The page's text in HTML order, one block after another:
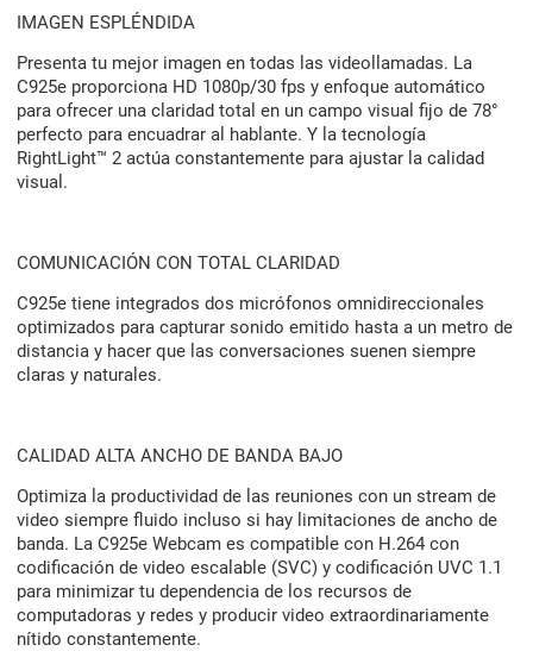
IMAGEN ESPLÉNDIDA
Presenta tu mejor imagen en todas las videollamadas. La
C925e proporciona HD 1080p/30 fps y enfoque automático
para ofrecer una claridad total en un campo visual fijo de 78°
perfecto para encuadrar al hablante. Y la tecnología
RightLight™ 2 actúa constantemente para ajustar la calidad
visual.
COMUNICACIÓN CON TOTAL CLARIDAD
C925e tiene integrados dos micrófonos omnidireccionales
optimizados para capturar sonido emitido hasta a un metro de
distancia y hacer que las conversaciones suenen siempre
claras y naturales.
CALIDAD ALTA ANCHO DE BANDA BAJO
Optimiza la productividad de las reuniones con un stream de
video siempre fluido incluso si hay limitaciones de ancho de
banda. La C925e Webcam es compatible con H.264 con
codificación de video escalable (SVC) y codificación UVC 1.1
para minimizar tu dependencia de los recursos de
computadoras y redes y producir video extraordinariamente
nítido constantemente.